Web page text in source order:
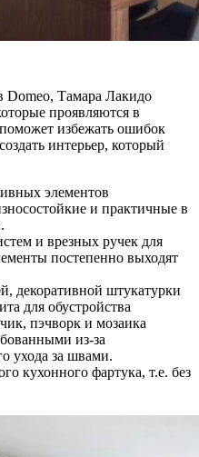
Domeo, Тамара Лакидо
проявляются в
избежать ошибок
интерьер, который
элементов
и практичные в
и врезных ручек для
постепенно выходят
декоративной штукатурки
для обустройства
пэчворк и мозаика
из-за
ухода за швами.
кухонного фартука, т.е. без